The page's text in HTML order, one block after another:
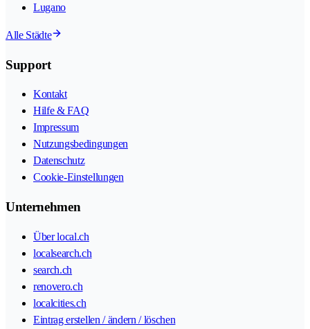
Lugano
Alle Städte
Support
Kontakt
Hilfe & FAQ
Impressum
Nutzungsbedingungen
Datenschutz
Cookie-Einstellungen
Unternehmen
Über local.ch
localsearch.ch
search.ch
renovero.ch
localcities.ch
Eintrag erstellen / ändern / löschen